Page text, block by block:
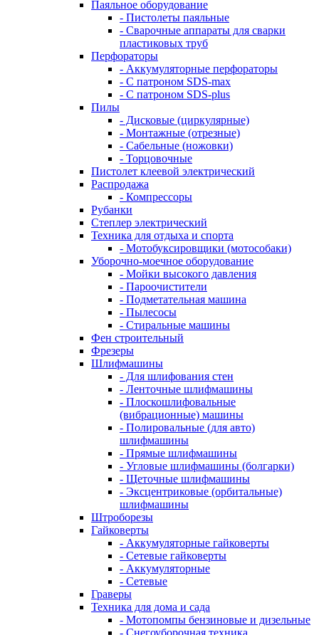
Паяльное оборудование
- Пистолеты паяльные
- Сварочные аппараты для сварки
пластиковых труб
Перфораторы
- Аккумуляторные перфораторы
- С патроном SDS-max
- С патроном SDS-plus
Пилы
- Дисковые (циркулярные)
- Монтажные (отрезные)
- Сабельные (ножовки)
- Торцовочные
Пистолет клеевой электрический
Распродажа
- Компрессоры
Рубанки
Степлер электрический
Техника для отдыха и спорта
- Мотобуксировщики (мотособаки)
Уборочно-моечное оборудование
- Мойки высокого давления
- Пароочистители
- Подметательная машина
- Пылесосы
- Стиральные машины
Фен строительный
Фрезеры
Шлифмашины
- Для шлифования стен
- Ленточные шлифмашины
- Плоскошлифовальные
(вибрационные) машины
- Полировальные (для авто)
шлифмашины
- Прямые шлифмашины
- Угловые шлифмашины (болгарки)
- Щеточные шлифмашины
- Эксцентриковые (орбитальные)
шлифмашины
Штроборезы
Гайковерты
- Аккумуляторные гайковерты
- Сетевые гайковерты
- Аккумуляторные
- Сетевые
Граверы
Техника для дома и сада
- Мотопомпы бензиновые и дизельные
- Снегоуборочная техника